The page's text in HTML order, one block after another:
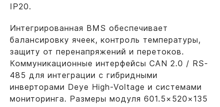
IP20.
Интегрированная BMS обеспечивает
балансировку ячеек, контроль температуры,
защиту от перенапряжений и перетоков.
Коммуникационные интерфейсы CAN 2.0 / RS-
485 для интеграции с гибридными
инверторами Deye High-Voltage и системами
мониторинга. Размеры модуля 601.5×520×135